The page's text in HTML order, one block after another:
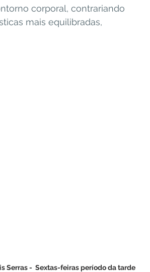
corporal, contrariando
mais equilibradas,
Serras -  Sextas-feiras período da tarde